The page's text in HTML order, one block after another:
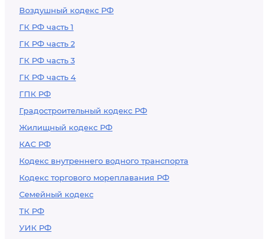
Воздушный кодекс РФ
ГК РФ часть 1
ГК РФ часть 2
ГК РФ часть 3
ГК РФ часть 4
ГПК РФ
Градостроительный кодекс РФ
Жилищный кодекс РФ
КАС РФ
Кодекс внутреннего водного транспорта
Кодекс торгового мореплавания РФ
Семейный кодекс
ТК РФ
УИК РФ